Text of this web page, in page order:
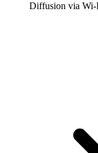
Diffusion via